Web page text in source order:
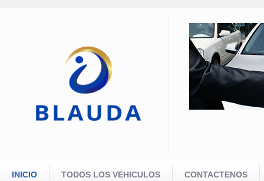
INICIO TODOS LOS VEHICULOS CONTACTENOS